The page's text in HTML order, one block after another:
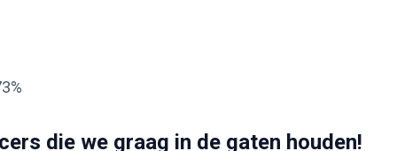
die we graag in de gaten houden!